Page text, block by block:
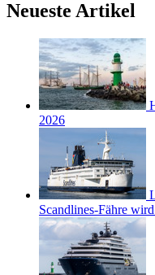
Neueste Artikel
2026
Scandlines-Fähre